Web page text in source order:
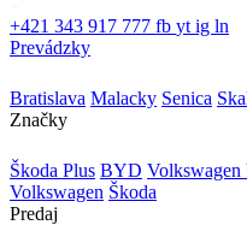
+421 343 917 777 fb yt ig ln
Prevádzky
Bratislava Malacky Senica
Značky
Škoda Plus BYD
Volkswagen Škoda
Predaj